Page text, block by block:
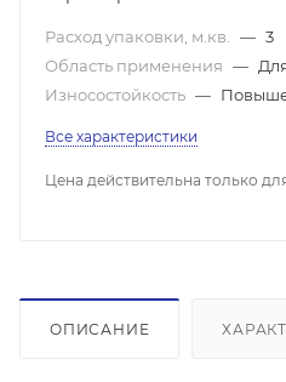
Расход упаковки, м.кв. — 3
Область применения —
Износостойкость —
Все характеристики
Цена действительна только
ОПИСАНИЕ